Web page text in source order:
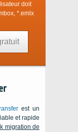
doit
*.emlx
est un
et rapide
migration de